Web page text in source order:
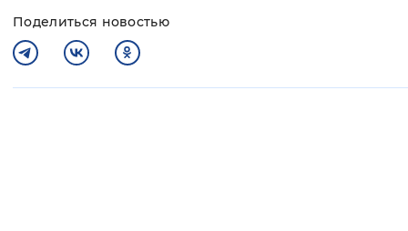
Поделиться новостью